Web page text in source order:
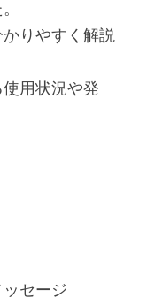
りやすく解説
用状況や発
セージ